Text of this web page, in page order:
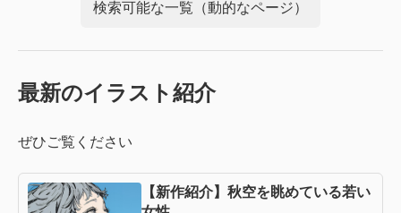
検索可能な一覧（動的なページ）
最新のイラスト紹介
ぜひご覧ください
【新作紹介】秋空を眺めている若い